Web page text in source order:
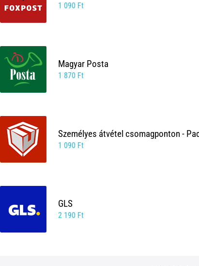
1 090 Ft
Magyar Posta
1 870 Ft
Személyes átvétel csomagponton -
1 090 Ft
GLS
2 190 Ft